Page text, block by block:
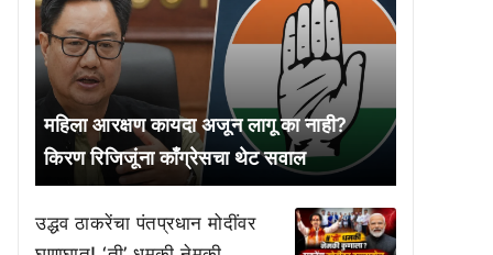
महिला आरक्षण कायदा अजून लागू का नाही?
किरण रिजिजूंना काँग्रेसचा थेट सवाल
उद्धव ठाकरेंचा पंतप्रधान मोदींवर